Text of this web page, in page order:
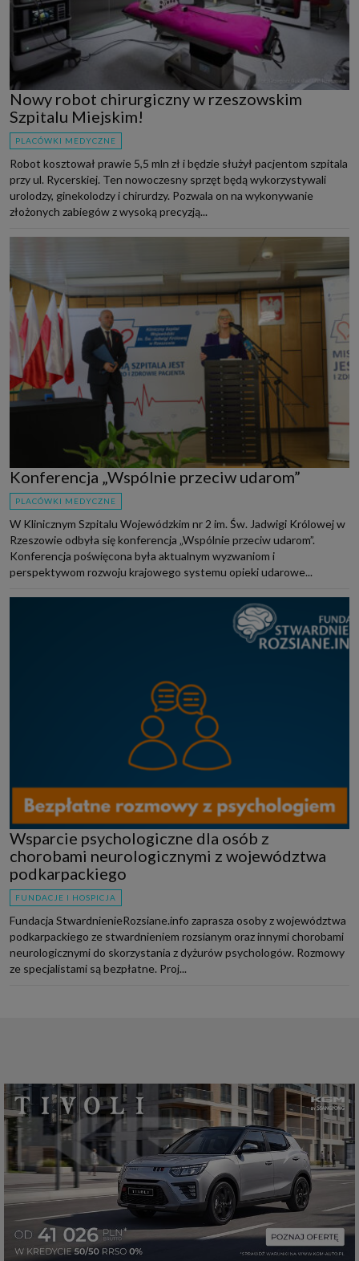
Nowy robot chirurgiczny w rzeszowskim
Szpitalu Miejskim!
PLACÓWKI MEDYCZNE
Robot kosztował prawie 5,5 mln zł i będzie służył pacjentom szpitala
przy ul. Rycerskiej. Ten nowoczesny sprzęt będą wykorzystywali
urolodzy, ginekolodzy i chirurdzy. Pozwala on na wykonywanie
złożonych zabiegów z wysoką precyzją...
Konferencja „Wspólnie przeciw udarom”
PLACÓWKI MEDYCZNE
W Klinicznym Szpitalu Wojewódzkim nr 2 im. Św. Jadwigi Królowej w
Rzeszowie odbyła się konferencja „Wspólnie przeciw udarom”.
Konferencja poświęcona była aktualnym wyzwaniom i
perspektywom rozwoju krajowego systemu opieki udarowe...
Wsparcie psychologiczne dla osób z
chorobami neurologicznymi z województwa
podkarpackiego
FUNDACJE I HOSPICJA
Fundacja StwardnienieRozsiane.info zaprasza osoby z województwa
podkarpackiego ze stwardnieniem rozsianym oraz innymi chorobami
neurologicznymi do skorzystania z dyżurów psychologów. Rozmowy
ze specjalistami są bezpłatne. Proj...